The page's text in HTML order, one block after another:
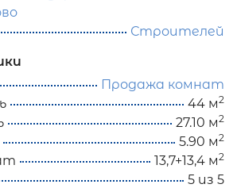
Строителей
Продажа комнат
44 м2
27.10 м2
5.90 м2
13,7+13,4 м2
5 из 5